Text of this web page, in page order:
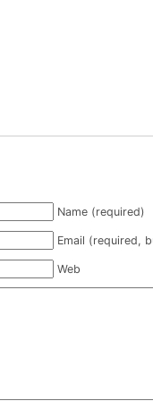
Name (required)
Email (required,
Web